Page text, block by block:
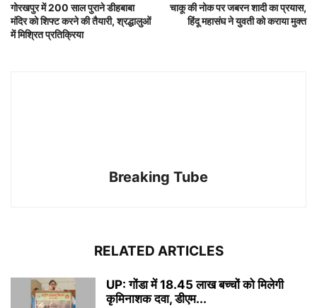
गोरखपुर में 200 साल पुराने डीहबाबा
मंदिर को शिफ्ट करने की तैयारी, श्रद्धालुओं
में मिश्रित प्रतिक्रिया
चाकू की नोक पर जबरन शादी का प्रयास,
हिंदू महासंघ ने युवती को कराया मुक्त
Breaking Tube
RELATED ARTICLES
UP: गोंडा में 18.45 लाख बच्चों को मिलेगी
कृमिनाशक दवा, डीएम...